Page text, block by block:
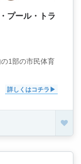
プール・トラ
1部の市民体育
詳しくはコチラ